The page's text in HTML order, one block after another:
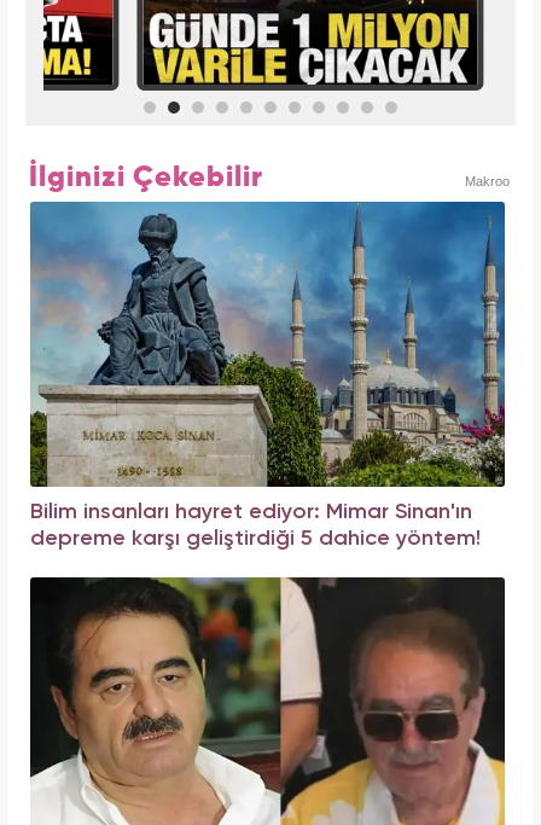
İlginizi Çekebilir Makroo
Bilim insanları hayret ediyor: Mimar Sinan'ın
depreme karşı geliştirdiği 5 dahice yöntem!